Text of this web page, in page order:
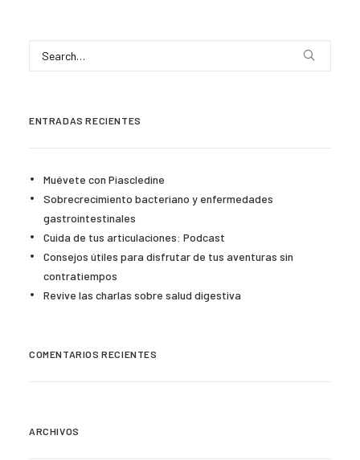
ENTRADAS RECIENTES
Muévete con Piascledine
Sobrecrecimiento bacteriano y enfermedades
gastrointestinales
Cuida de tus articulaciones: Podcast
Consejos útiles para disfrutar de tus aventuras sin
contratiempos
Revive las charlas sobre salud digestiva
COMENTARIOS RECIENTES
ARCHIVOS